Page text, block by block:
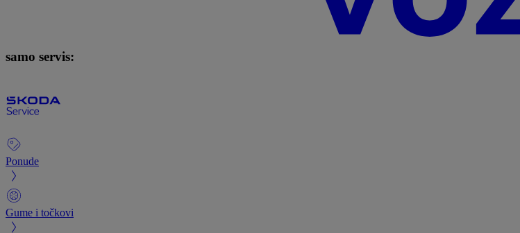
samo servis:
Ponude
Gume i točkovi